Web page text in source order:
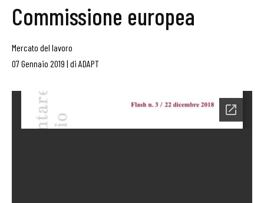
Commissione europea
Mercato del lavoro
07 Gennaio 2019 | di ADAPT